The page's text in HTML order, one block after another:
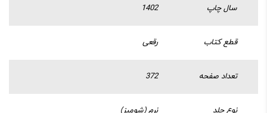
سال چاپ 1402
قطع کتاب رقعی
تعداد صفحه 372
نوع جلد نرم (شومیز)